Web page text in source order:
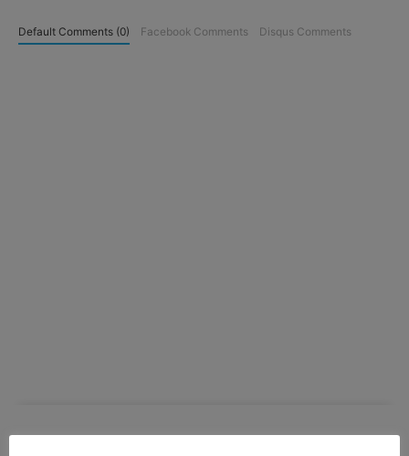
Default Comments (0) Facebook Comments Disqus Comments
COMPARTILHE